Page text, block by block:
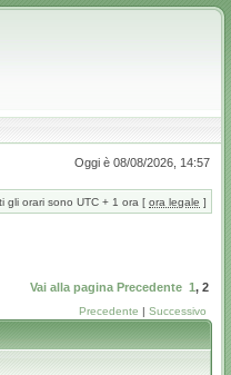
Oggi è 08/08/2026, 14:57
gli orari sono UTC + 1 ora [ ora legale ]
Vai alla pagina Precedente 1, 2
Precedente | Successivo